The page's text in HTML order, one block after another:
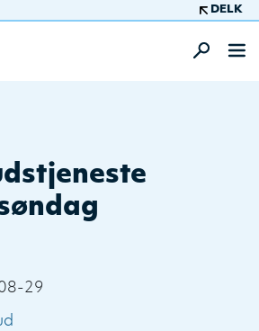
DELK
29